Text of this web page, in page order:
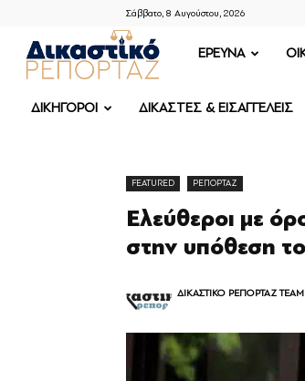
Σάββατο, 8 Αυγούστου, 2026
ΔΙΚΑΣΤΙΚΟ
ΡΕΠΟΡΤΑΖ
ΕΡΕΥΝΑ
ΔΙΚΗΓΟΡΟΙ ΔΙΚΑΣΤΕΣ & ΕΙΣΑΓΓΕΛΕΙΣ
FEATURED ΡΕΠΟΡΤΑΖ
Ελεύθεροι με
στην υπόθεση
ΔΙΚΑΣΤΙΚΟ ΡΕΠΟΡΤΑΖ TEAM